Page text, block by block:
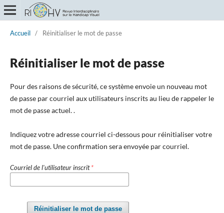
Accueil / Réinitialiser le mot de passe
Réinitialiser le mot de passe
Pour des raisons de sécurité, ce système envoie un nouveau mot
de passe par courriel aux utilisateurs inscrits au lieu de rappeler le
mot de passe actuel. .
Indiquez votre adresse courriel ci-dessous pour réinitialiser votre
mot de passe. Une confirmation sera envoyée par courriel.
Courriel de l'utilisateur inscrit*
Réinitialiser le mot de passe